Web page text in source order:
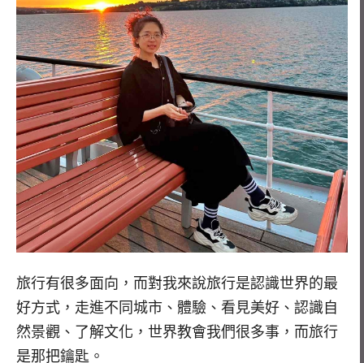
旅行有很多面向，而對我來說旅行是認識世界的最
好方式，走進不同城市、體驗、看見美好、認識自
然景觀、了解文化，世界教會我們很多事，而旅行
是那把鑰匙。